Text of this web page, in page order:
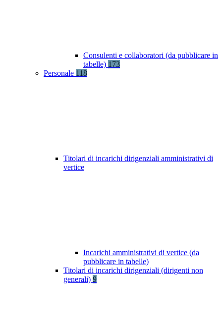
Consulenti e collaboratori (da pubblicare in
tabelle) 173
Personale 118
Titolari di incarichi dirigenziali amministrativi di
vertice
Incarichi amministrativi di vertice (da
pubblicare in tabelle)
Titolari di incarichi dirigenziali (dirigenti non
generali) 9